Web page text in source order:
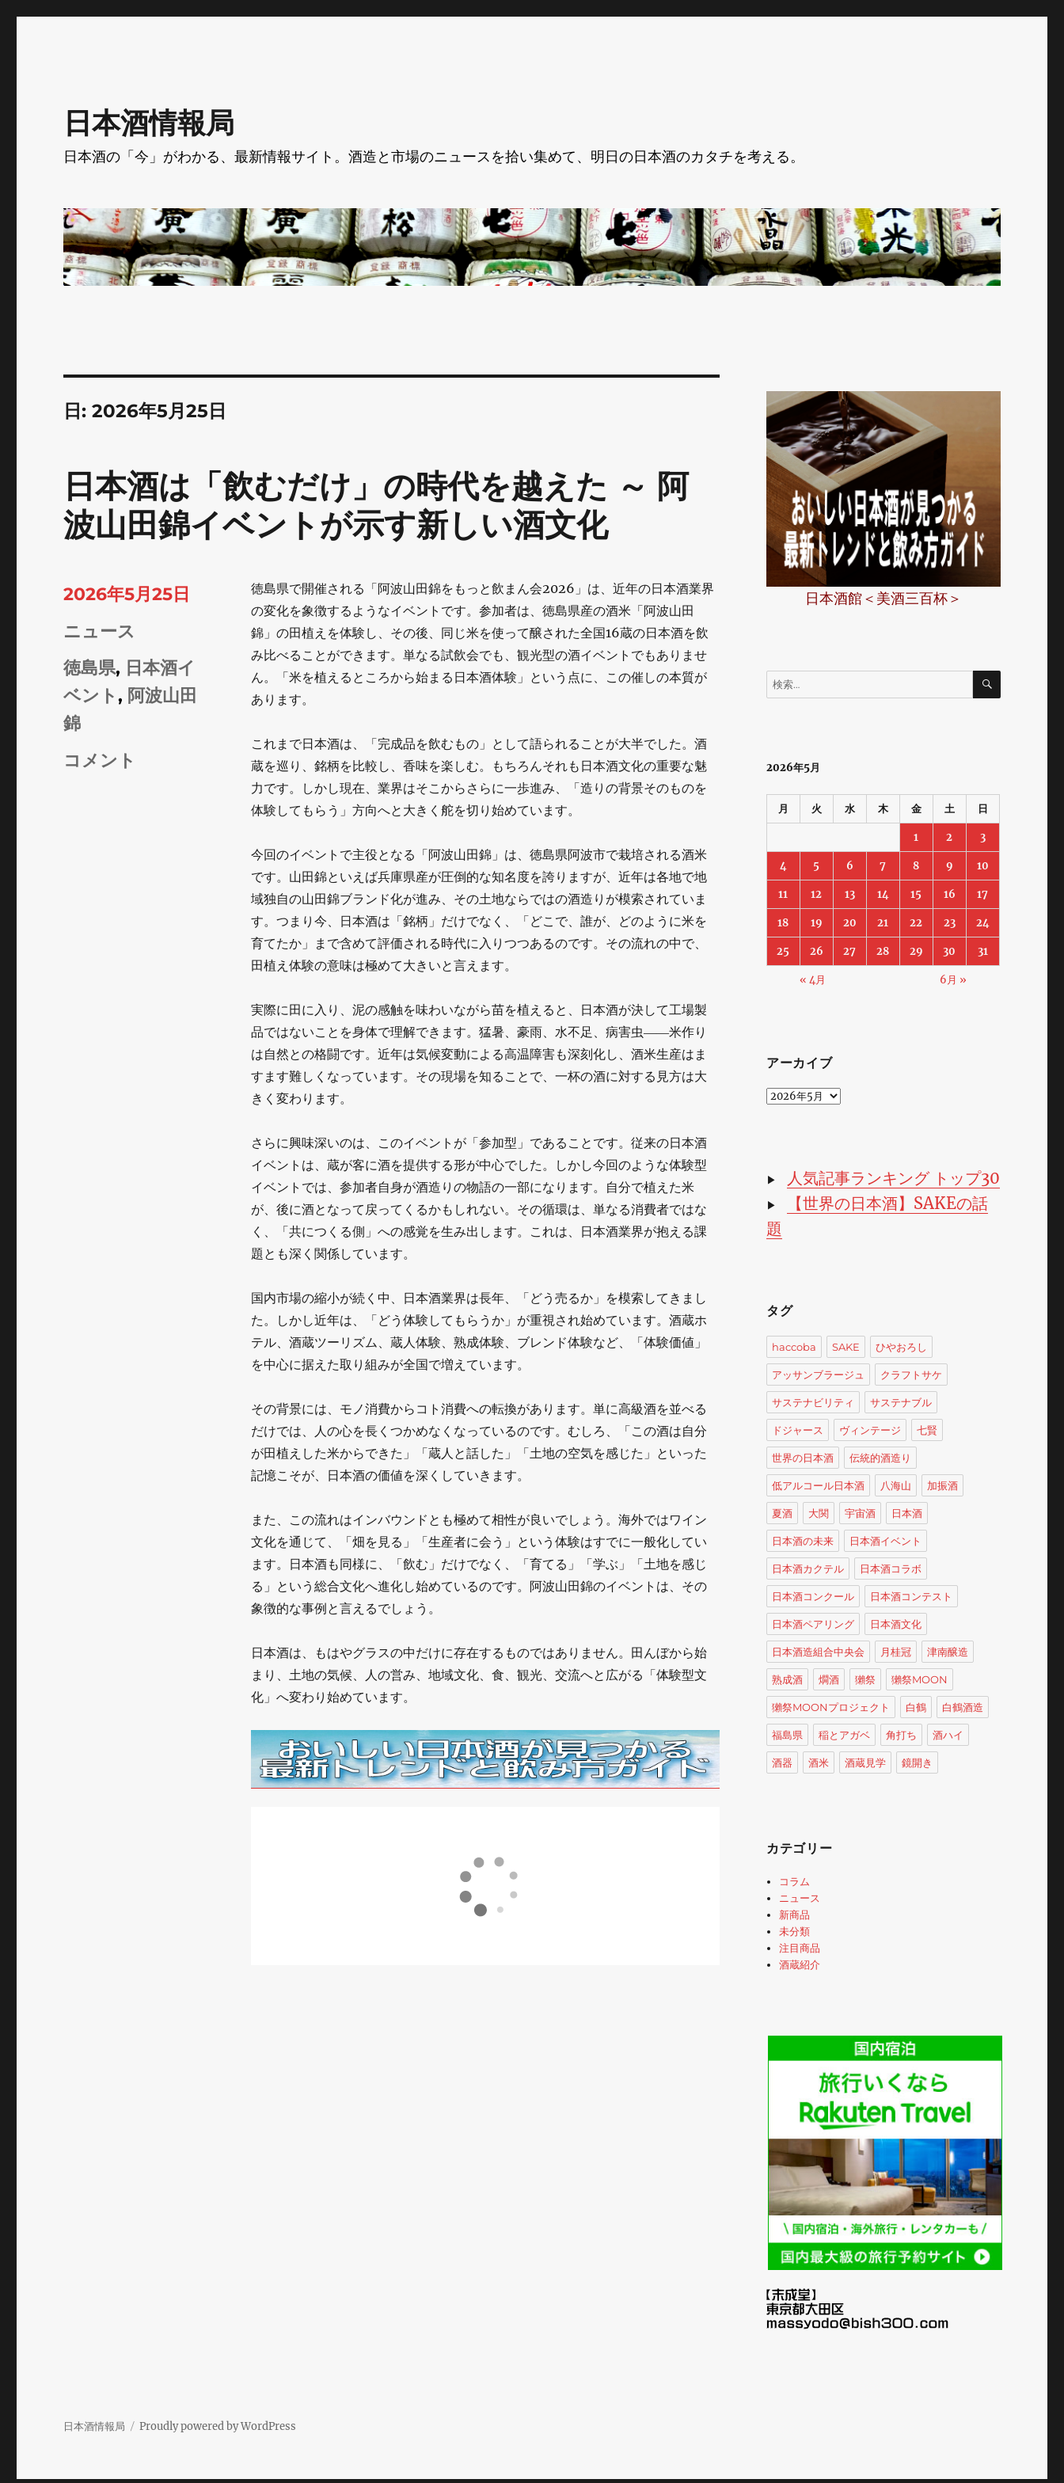
日本酒情報局
日本酒の「今」がわかる、最新情報サイト。酒造と市場のニュースを拾い集めて、明日の日本酒のカタチを考える。
日:2026年5月25日
日本酒は「飲むだけ」の時代を越えた ～ 阿
波山田錦イベントが示す新しい酒文化
徳島県で開催される「阿波山田錦をもっと飲まん会2026」は、近年の日本酒業界
の変化を象徴するようなイベントです。参加者は、徳島県産の酒米「阿波山田
錦」の田植えを体験し、その後、同じ米を使って醸された全国16蔵の日本酒を飲
み比べることができます。単なる試飲会でも、観光型の酒イベントでもありませ
ん。「米を植えるところから始まる日本酒体験」という点に、この催しの本質が
あります。
これまで日本酒は、「完成品を飲むもの」として語られることが大半でした。酒
蔵を巡り、銘柄を比較し、香味を楽しむ。もちろんそれも日本酒文化の重要な魅
力です。しかし現在、業界はそこからさらに一歩進み、「造りの背景そのものを
体験してもらう」方向へと大きく舵を切り始めています。
今回のイベントで主役となる「阿波山田錦」は、徳島県阿波市で栽培される酒米
です。山田錦といえば兵庫県産が圧倒的な知名度を誇りますが、近年は各地で地
域独自の山田錦ブランド化が進み、その土地ならではの酒造りが模索されていま
す。つまり今、日本酒は「銘柄」だけでなく、「どこで、誰が、どのように米を
育てたか」まで含めて評価される時代に入りつつあるのです。その流れの中で、
田植え体験の意味は極めて大きいと言えます。
実際に田に入り、泥の感触を味わいながら苗を植えると、日本酒が決して工場製
品ではないことを身体で理解できます。猛暑、豪雨、水不足、病害虫――米作り
は自然との格闘です。近年は気候変動による高温障害も深刻化し、酒米生産はま
すます難しくなっています。その現場を知ることで、一杯の酒に対する見方は大
きく変わります。
さらに興味深いのは、このイベントが「参加型」であることです。従来の日本酒
イベントは、蔵が客に酒を提供する形が中心でした。しかし今回のような体験型
イベントでは、参加者自身が酒造りの物語の一部になります。自分で植えた米
が、後に酒となって戻ってくるかもしれない。その循環は、単なる消費者ではな
く、「共につくる側」への感覚を生み出します。これは、日本酒業界が抱える課
題とも深く関係しています。
国内市場の縮小が続く中、日本酒業界は長年、「どう売るか」を模索してきまし
た。しかし近年は、「どう体験してもらうか」が重視され始めています。酒蔵ホ
テル、酒蔵ツーリズム、蔵人体験、熟成体験、ブレンド体験など、「体験価値」
を中心に据えた取り組みが全国で増えています。
その背景には、モノ消費からコト消費への転換があります。単に高級酒を並べる
だけでは、人の心を長くつかめなくなっているのです。むしろ、「この酒は自分
が田植えした米からできた」「蔵人と話した」「土地の空気を感じた」といった
記憶こそが、日本酒の価値を深くしていきます。
また、この流れはインバウンドとも極めて相性が良いでしょう。海外ではワイン
文化を通じて、「畑を見る」「生産者に会う」という体験はすでに一般化してい
ます。日本酒も同様に、「飲む」だけでなく、「育てる」「学ぶ」「土地を感じ
る」という総合文化へ進化し始めているのです。阿波山田錦のイベントは、その
象徴的な事例と言えるでしょう。
日本酒は、もはやグラスの中だけに存在するものではありません。田んぼから始
まり、土地の気候、人の営み、地域文化、食、観光、交流へと広がる「体験型文
化」へ変わり始めています。
投
稿
2026年5月25日
カ
テ
ゴ
リ
ニュース
タ
グ
徳島県, 日本酒イ
ベント, 阿波山田
錦
日
コメント
日本酒館＜美酒三百杯＞
検
索:
検
2026年5月
月 火 水 木 金 土 日
1 2 3
4 5 6 7 8 9 10
11 12 13 14 15 16 17
18 19 20 21 22 23 24
25 26 27 28 29 30 31
« 4月 6月 »
アーカイブ
ア
▶
人気記事ランキング トップ30
▶
【世界の日本酒】SAKEの話
題
タグ
haccoba SAKE ひやおろし
アッサンブラージュ クラフトサケ
サステナビリティ サステナブル
ドジャース ヴィンテージ 七賢
世界の日本酒 伝統的酒造り
低アルコール日本酒 八海山 加振酒
夏酒 大関 宇宙酒 日本酒
日本酒の未来 日本酒イベント
日本酒カクテル 日本酒コラボ
日本酒コンクール 日本酒コンテスト
日本酒ペアリング 日本酒文化
日本酒造組合中央会 月桂冠 津南醸造
熟成酒 燗酒 獺祭 獺祭MOON
獺祭MOONプロジェクト 白鶴 白鶴酒造
福島県 稲とアガベ 角打ち 酒ハイ
酒器 酒米 酒蔵見学 鏡開き
カテゴリー
コラム
ニュース
新商品
未分類
注目商品
酒蔵紹介
日本酒情報局 Proudly powered by WordPress